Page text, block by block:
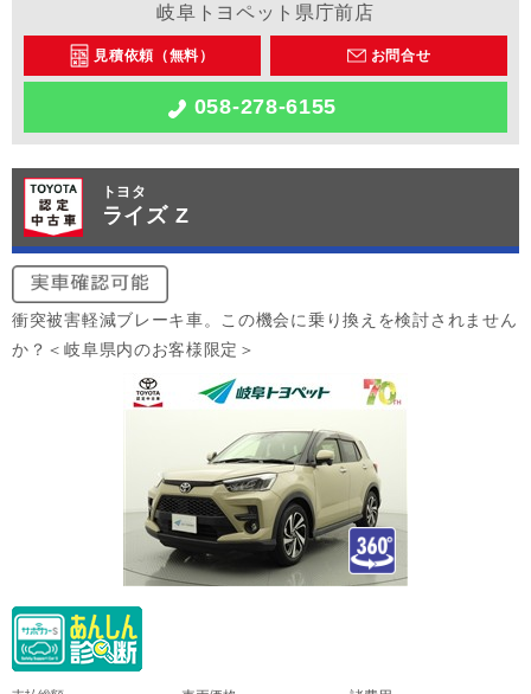
岐阜トヨペット県庁前店
見積依頼（無料） お問合せ
058-278-6155
トヨタ
ライズ Z
衝突被害軽減ブレーキ車。この機会に乗り換えを検討されません
か？＜岐阜県内のお客様限定＞